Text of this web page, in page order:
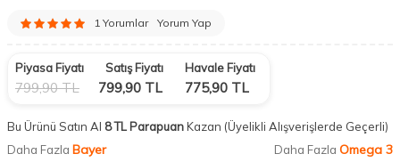
1 Yorumlar Yorum Yap
Piyasa Fiyatı
799,90TL
Satış Fiyatı
799,90 TL
Havale Fiyatı
775,90 TL
Bu Ürünü Satın Al 8 TL ParapuanKazan (Üyelikli Alışverişlerde Geçerli)
Daha Fazla Bayer Daha Fazla Omega 3